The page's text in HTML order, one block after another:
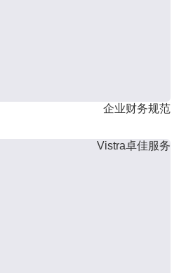
企业财务规范
Vistra卓佳服务